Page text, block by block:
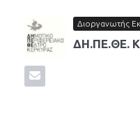
Διοργανωτής
ΔΗ.ΠΕ.ΘΕ.